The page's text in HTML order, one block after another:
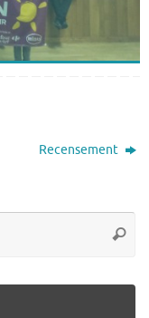
Recensement